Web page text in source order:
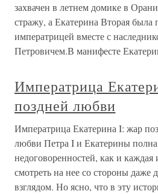
захвачен в летнем домике в
стражу, а Екатерина Вторая была
императрицей вместе с
Петровичем.В манифесте
Императрица
поздней любви
Императрица Екатерина I: жар
любви Петра I и Екатерины полна
недоговоренностей, как и
смотреть на нее со стороны
взглядом. Но ясно, что в эту